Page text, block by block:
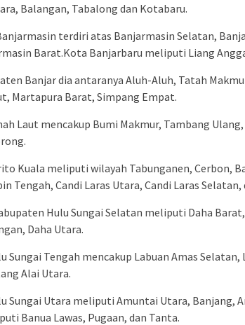
Balangan, Tabalong dan Kotabaru.
terdiri atas Banjarmasin Selatan,
Barat.Kota Banjarbaru meliputi Liang
Banjar dia antaranya Aluh-Aluh, Tatah
Martapura Barat, Simpang Empat.
Laut mencakup Bumi Makmur, Tambang
Kuala meliputi wilayah Tabunganen, Cerbon,
Tengah, Candi Laras Utara, Candi Laras Selatan,
Hulu Sungai Selatan meliputi Daha
Daha Utara.
Sungai Tengah mencakup Labuan Amas Selatan,
Alai Utara.
Sungai Utara meliputi Amuntai Utara, Banjang,
Banua Lawas, Pugaan, dan Tanta.